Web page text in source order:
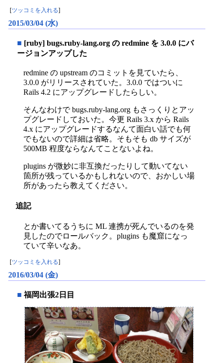
[ツッコミを入れる]
2015/03/04 (水)
■ [ruby] bugs.ruby-lang.org の redmine を 3.0.0 にバ
ージョンアップした
redmine の upstream のコミットを見ていたら、
3.0.0 がリリースされていた。3.0.0 ではついに
Rails 4.2 にアップグレードしたらしい。
そんなわけで bugs.ruby-lang.org もさっくりとアッ
プグレードしておいた。今更 Rails 3.x から Rails
4.x にアップグレードするなんて面白い話でも何
でもないので詳細は省略。そもそも db サイズが
500MB 程度ならなんてことないよね。
plugins が微妙に非互換だったりして動いてない
箇所が残っているかもしれないので、おかしい場
所があったら教えてください。
追記
とか書いてるうちに ML 連携が死んでいるのを発
見したのでロールバック。plugins も魔窟になっ
ていて辛いなあ。
[ツッコミを入れる]
2016/03/04 (金)
■ 福岡出張2日目